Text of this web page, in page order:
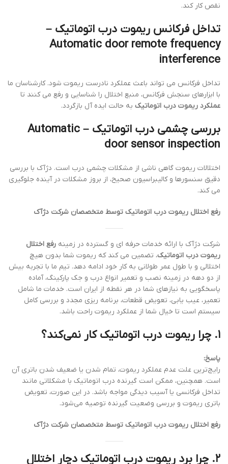
نقص کار کند.
تداخل فرکانس ریموت درب اتوماتیک –
Automatic door remote frequency
interference
تداخل فرکانس می تواند باعث عملکرد نادرست ریموت شود. کارشناسان ما
با ابزارهای سنجش فرکانس، منبع اختلال را شناسایی و رفع می کنند تا
عملکرد ریموت درب اتوماتیک به حالت ایده آل بازگردد.
بررسی چشمی درب اتوماتیک – Automatic
door sensor inspection
اختلالات ریموت گاهی ناشی از مشکلات چشمی درب است. دژآک با بررسی
دقیق سنسورها و کالیبراسیون صحیح، از بروز مشکلات در آینده جلوگیری
می کند.
رفع اختلال ریموت درب اتوماتیک توسط متخصصان شرکت دژآک
شرکت دژآک با ارائه خدمات حرفه ای و گسترده در زمینه رفع اختلال
ریموت درب اتوماتیک، تضمین می کند که ریموت شما بدون هیچ
اختلالی و با طول عمر طولانی به کار خود ادامه دهد. تیم ما با تجربه بیش
از دو دهه در زمینه نصب و تعمیر انواع درب و جک پارکینگ، آماده
پاسخگویی به نیازهای شما در هر نقطه از ایران است. خدمات ما شامل
تعمیر، عیب یابی، تعویض قطعات، برنامه ریزی مجدد و بررسی کامل
سیستم است تا خیال شما از عملکرد ریموت راحت باشد.
۱. چرا ریموت درب اتوماتیک کار نمی‌کند؟
پاسخ:
رایج‌ترین علت عدم عملکرد ریموت، تمام شدن یا ضعیف شدن باتری آن
است. همچنین، ممکن است گیرنده درب اتوماتیک با مشکلاتی مانند
تداخل فرکانسی یا آسیب دیدگی مواجه باشد. در این صورت، تعویض
باتری ریموت و بررسی وضعیت گیرنده توصیه می‌شود.
رفع اختلال ریموت درب اتوماتیک توسط متخصصان شرکت دژآک
۲. چرا برد ریموت درب اتوماتیک دچار اختلال